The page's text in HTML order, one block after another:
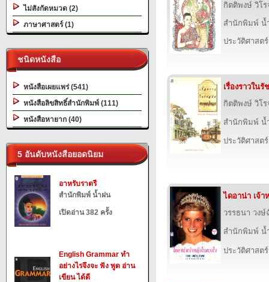
ไม่สังกัดหมวด (2)
ภาษาศาสตร์ (1)
ชนิดหนังสือ
หนังสือเผยแพร่ (541)
หนังสือลิขสิทธิ์สำนักพิมพ์ (111)
หนังสือหายาก (40)
5 อันดับหนังสือยอดนิยม
อาหรับราตรี
สำนักพิมพ์ น้ำฝน
เปิดอ่าน 382 ครั้ง
English Grammar ทำ
อย่างไรจึงจะ ฟัง พูด อ่าน
เขียน ได้ดี
กิตติพงษ์ วิโ
สำนักพิมพ์ น้
ประวัติศาสต
เรื่องราวใน
กิตติพงษ์ วิโ
สำนักพิมพ์ น้
ประวัติศาสต
ไดอาน่า เจ้า
วรรธนา วง
สำนักพิมพ์ น้
ประวัติศาสต